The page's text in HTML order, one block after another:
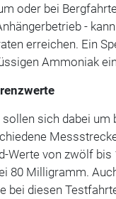
oder bei
-
erreichen. Ein
Ammoniak
sich dabei um
Werte von zwölf
80 Milligramm.
bei diesen